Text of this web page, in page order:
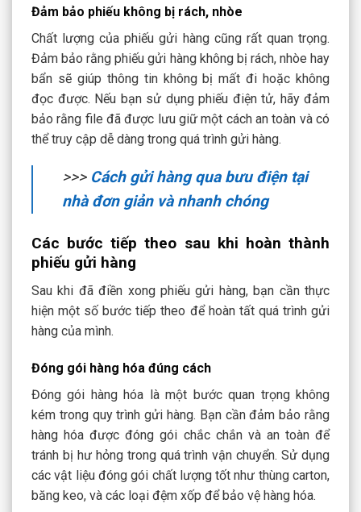
Đảm bảo phiếu không bị rách, nhòe
Chất lượng của phiếu gửi hàng cũng rất quan trọng.
Đảm bảo rằng phiếu gửi hàng không bị rách, nhòe hay
bẩn sẽ giúp thông tin không bị mất đi hoặc không
đọc được. Nếu bạn sử dụng phiếu điện tử, hãy đảm
bảo rằng file đã được lưu giữ một cách an toàn và có
thể truy cập dễ dàng trong quá trình gửi hàng.
>>> Cách gửi hàng qua bưu điện tại
nhà đơn giản và nhanh chóng
Các bước tiếp theo sau khi hoàn thành
phiếu gửi hàng
Sau khi đã điền xong phiếu gửi hàng, bạn cần thực
hiện một số bước tiếp theo để hoàn tất quá trình gửi
hàng của mình.
Đóng gói hàng hóa đúng cách
Đóng gói hàng hóa là một bước quan trọng không
kém trong quy trình gửi hàng. Bạn cần đảm bảo rằng
hàng hóa được đóng gói chắc chắn và an toàn để
tránh bị hư hỏng trong quá trình vận chuyển. Sử dụng
các vật liệu đóng gói chất lượng tốt như thùng carton,
băng keo, và các loại đệm xốp để bảo vệ hàng hóa.